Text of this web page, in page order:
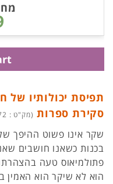
תפיסת יכולותיו של
סקירת ספרות (מק"ט : 1742472)
שקר אינו פשוט ההיפך
בכנות כשאנו חושבים
פתולמיאוס טעה
הוא לא שיקר הוא